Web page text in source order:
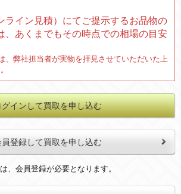
ライン見積）にてご提示するお品物の
、あくまでもその時点での相場の目安
、弊社担当者が実物を拝見させていただいた上
グインして買取を申し込む
員登録して買取を申し込む
、会員登録が必要となります。